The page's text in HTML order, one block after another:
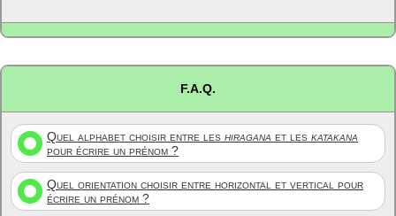
F.A.Q.
Quel alphabet choisir entre les hiragana et les katakana
pour écrire un prénom ?
Quel orientation choisir entre horizontal et vertical pour
écrire un prénom ?